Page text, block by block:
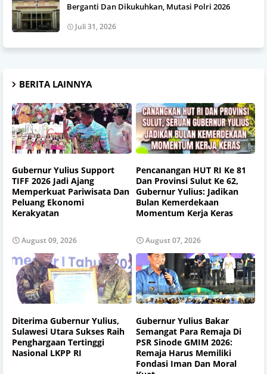
Berganti Dan Dikukuhkan, Mutasi Polri 2026
Juli 31, 2026
BERITA LAINNYA
Gubernur Yulius Support
TIFF 2026 Jadi Ajang
Memperkuat Pariwisata Dan
Peluang Ekonomi
Kerakyatan
August 09, 2026
Pencanangan HUT RI Ke 81
Dan Provinsi Sulut Ke 62,
Gubernur Yulius: Jadikan
Bulan Kemerdekaan
Momentum Kerja Keras
August 07, 2026
Diterima Gubernur Yulius,
Sulawesi Utara Sukses Raih
Penghargaan Tertinggi
Nasional LKPP RI
Gubernur Yulius Bakar
Semangat Para Remaja Di
PSR Sinode GMIM 2026:
Remaja Harus Memiliki
Fondasi Iman Dan Moral